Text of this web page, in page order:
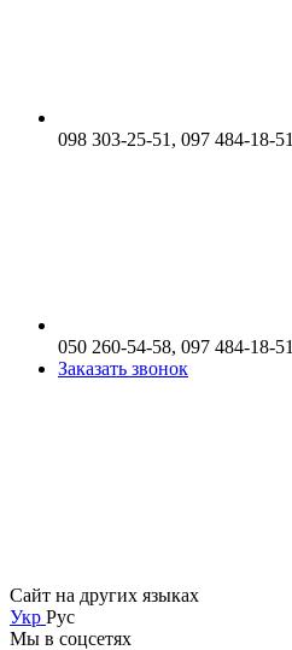
098 303-25-51, 097 484-18-51
050 260-54-58, 097 484-18-51
Заказать звонок
Сайт на других языках
Укр Рус
Мы в соцсетях